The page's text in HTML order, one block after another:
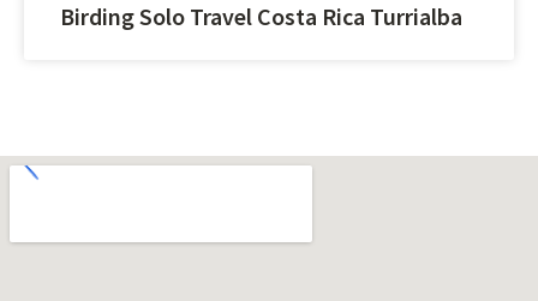
Birding Solo Travel Costa Rica Turrialba